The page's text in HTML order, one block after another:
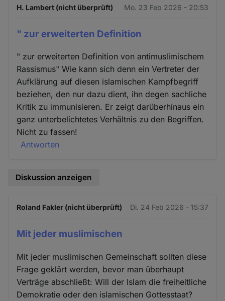
H. Lambert (nicht überprüft) Mo. 23 Feb 2026 - 20:53
" zur erweiterten Definition
" zur erweiterten Definition von antimuslimischem
Rassismus" Wie kann sich denn ein Vertreter der
Aufklärung auf diesen islamischen Kampfbegriff
beziehen, den nur dazu dient, ihn degen sachliche
Kritik zu immunisieren. Er zeigt darüberhinaus ein
ganz unterbelichtetes Verhältnis zu den Begriffen.
Nicht zu fassen!
Antworten
Diskussion anzeigen
Roland Fakler (nicht überprüft) Di. 24 Feb 2026 - 15:37
Mit jeder muslimischen
Mit jeder muslimischen Gemeinschaft sollten diese
Frage geklärt werden, bevor man überhaupt
Verträge abschließt: Will der Islam die freiheitliche
Demokratie oder den islamischen Gottesstaat?